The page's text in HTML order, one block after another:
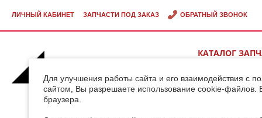
Для улучшения работы сайта и его взаимодействия с
сайтом, Вы разрешаете использование cookie-файлов.
браузера.
ЛИЧНЫЙ КАБИНЕТ ЗАПЧАСТИ ПОД ЗАКАЗ ОБРАТНЫЙ ЗВОНОК
КАТАЛОГ